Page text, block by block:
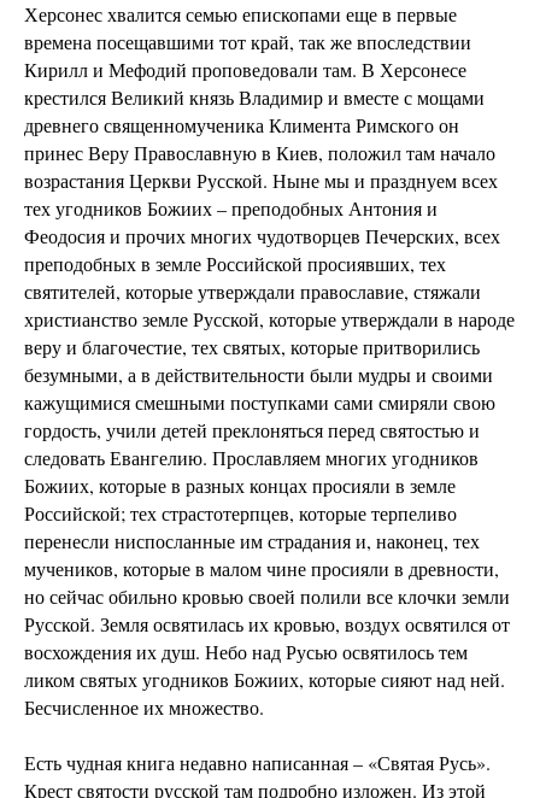
Херсонес хвалится семью епископами еще в первые
времена посещавшими тот край, так же впоследствии
Кирилл и Мефодий проповедовали там. В Херсонесе
крестился Великий князь Владимир и вместе с мощами
древнего священномученика Климента Римского он
принес Веру Православную в Киев, положил там начало
возрастания Церкви Русской. Ныне мы и празднуем всех
тех угодников Божиих – преподобных Антония и
Феодосия и прочих многих чудотворцев Печерских, всех
преподобных в земле Российской просиявших, тех
святителей, которые утверждали православие, стяжали
христианство земле Русской, которые утверждали в народе
веру и благочестие, тех святых, которые притворились
безумными, а в действительности были мудры и своими
кажущимися смешными поступками сами смиряли свою
гордость, учили детей преклоняться перед святостью и
следовать Евангелию. Прославляем многих угодников
Божиих, которые в разных концах просияли в земле
Российской; тех страстотерпцев, которые терпеливо
перенесли ниспосланные им страдания и, наконец, тех
мучеников, которые в малом чине просияли в древности,
но сейчас обильно кровью своей полили все клочки земли
Русской. Земля освятилась их кровью, воздух освятился от
восхождения их душ. Небо над Русью освятилось тем
ликом святых угодников Божиих, которые сияют над ней.
Бесчисленное их множество.
Есть чудная книга недавно написанная – «Святая Русь».
Крест святости русской там подробно изложен. Из этой